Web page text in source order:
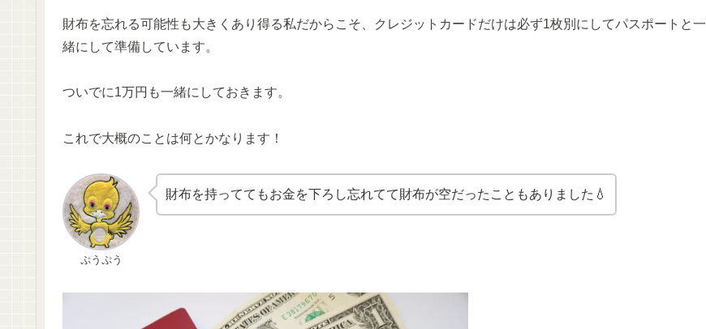
財布を忘れる可能性も大きくあり得る私だからこそ、クレジットカードだけは必ず1枚別にしてパスポートと一
緒にして準備しています。
ついでに1万円も一緒にしておきます。
これで大概のことは何とかなります！
ぷうぷう
財布を持っててもお金を下ろし忘れてて財布が空だったこともありました💧